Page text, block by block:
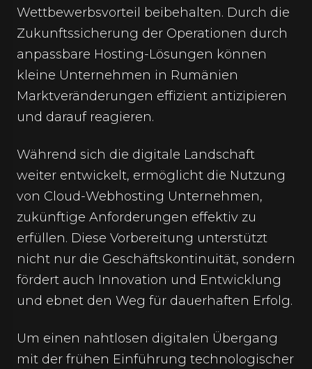
Wettbewerbsvorteil beibehalten. Durch die
Zukunftssicherung der Operationen durch
anpassbare Hosting-Lösungen können
kleine Unternehmen in Rumänien
Marktveränderungen effizient antizipieren
und darauf reagieren.
Während sich die digitale Landschaft
weiter entwickelt, ermöglicht die Nutzung
von Cloud-Webhosting Unternehmen,
zukünftige Anforderungen effektiv zu
erfüllen. Diese Vorbereitung unterstützt
nicht nur die Geschäftskontinuität, sondern
fördert auch Innovation und Entwicklung
und ebnet den Weg für dauerhaften Erfolg.
Um einen nahtlosen digitalen Übergang
mit der frühen Einführung technologischer